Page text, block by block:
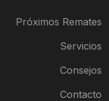
Próximos Remates
Servicios
Consejos
Contacto